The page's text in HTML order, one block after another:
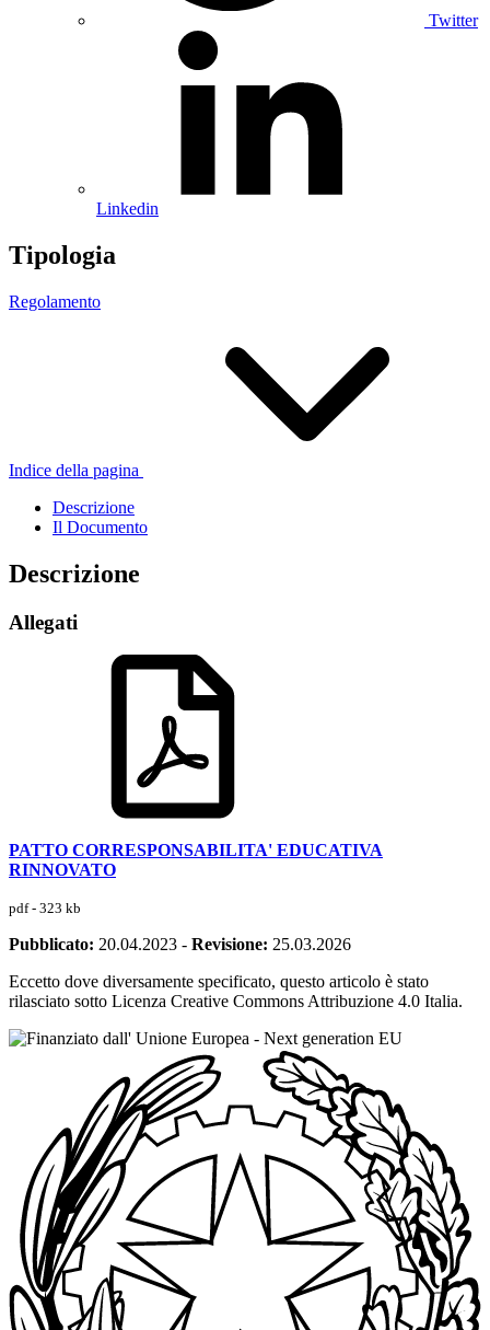
Twitter
Linkedin
Tipologia
Regolamento
Indice della pagina
Descrizione
Il Documento
Descrizione
Allegati
PATTO CORRESPONSABILITA' EDUCATIVA
RINNOVATO
pdf - 323 kb
Pubblicato: 20.04.2023 - Revisione: 25.03.2026
Eccetto dove diversamente specificato, questo articolo è stato
rilasciato sotto Licenza Creative Commons Attribuzione 4.0 Italia.